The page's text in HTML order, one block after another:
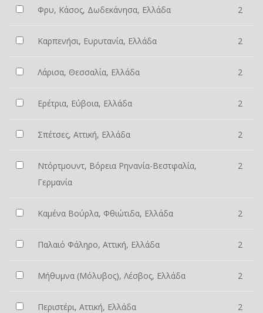
Φρυ, Κάσος, Δωδεκάνησα, Ελλάδα 2
Καρπενήσι, Ευρυτανία, Ελλάδα 2
Λάρισα, Θεσσαλία, Ελλάδα 2
Ερέτρια, Εύβοια, Ελλάδα 2
Σπέτσες, Αττική, Ελλάδα 2
Ντόρτμουντ, Βόρεια Ρηνανία-Βεστφαλία,
Γερμανία
2
Καμένα Βούρλα, Φθιώτιδα, Ελλάδα 2
Παλαιό Φάληρο, Αττική, Ελλάδα 2
Μήθυμνα (Μόλυβος), Λέσβος, Ελλάδα 2
Περιστέρι, Αττική, Ελλάδα 2